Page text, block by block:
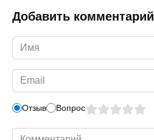
Добавить комментарий
Имя
*
Email
*
Отзыв Вопрос
Комментарий